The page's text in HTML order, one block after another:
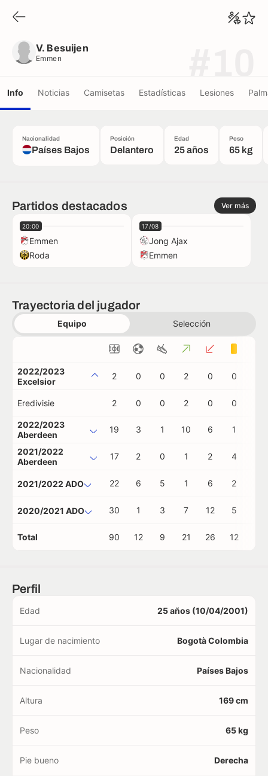
V. Besuijen
Emmen
Info Noticias Camisetas Estadísticas Lesiones
Nacionalidad
Países Bajos
Posición
Delantero
Edad
25 años
Peso
65 kg
Partidos destacados Ver más
20:00
Emmen
Roda
17/08
Jong Ajax
Emmen
Trayectoria del jugador
Equipo Selección
2022/2023
Excelsior
2 0 0 2 0 0
Eredivisie 2 0 0 2 0 0
2022/2023
Aberdeen
19 3 1 10 6 1
2021/2022
Aberdeen
17 2 0 1 2 4
2021/2022 ADO 22 6 5 1 6 2
2020/2021 ADO 30 1 3 7 12 5
Total 90 12 9 21 26 12
Perfil
Edad 25 años (10/04/2001)
Lugar de nacimiento Bogotà Colombia
Nacionalidad Países Bajos
Altura 169 cm
Peso 65 kg
Pie bueno Derecha